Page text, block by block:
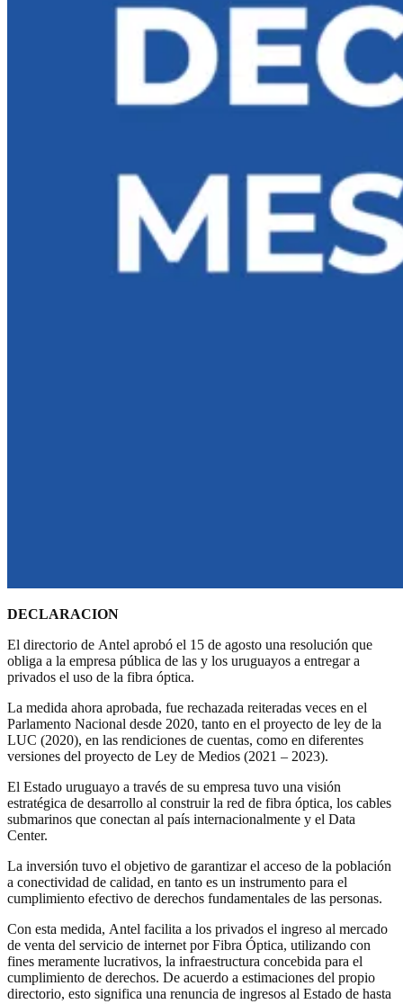
DECLARACION
El directorio de Antel aprobó el 15 de agosto una resolución que
obliga a la empresa pública de las y los uruguayos a entregar a
privados el uso de la fibra óptica.
La medida ahora aprobada, fue rechazada reiteradas veces en el
Parlamento Nacional desde 2020, tanto en el proyecto de ley de la
LUC (2020), en las rendiciones de cuentas, como en diferentes
versiones del proyecto de Ley de Medios (2021 – 2023).
El Estado uruguayo a través de su empresa tuvo una visión
estratégica de desarrollo al construir la red de fibra óptica, los cables
submarinos que conectan al país internacionalmente y el Data
Center.
La inversión tuvo el objetivo de garantizar el acceso de la población
a conectividad de calidad, en tanto es un instrumento para el
cumplimiento efectivo de derechos fundamentales de las personas.
Con esta medida, Antel facilita a los privados el ingreso al mercado
de venta del servicio de internet por Fibra Óptica, utilizando con
fines meramente lucrativos, la infraestructura concebida para el
cumplimiento de derechos. De acuerdo a estimaciones del propio
directorio, esto significa una renuncia de ingresos al Estado de hasta